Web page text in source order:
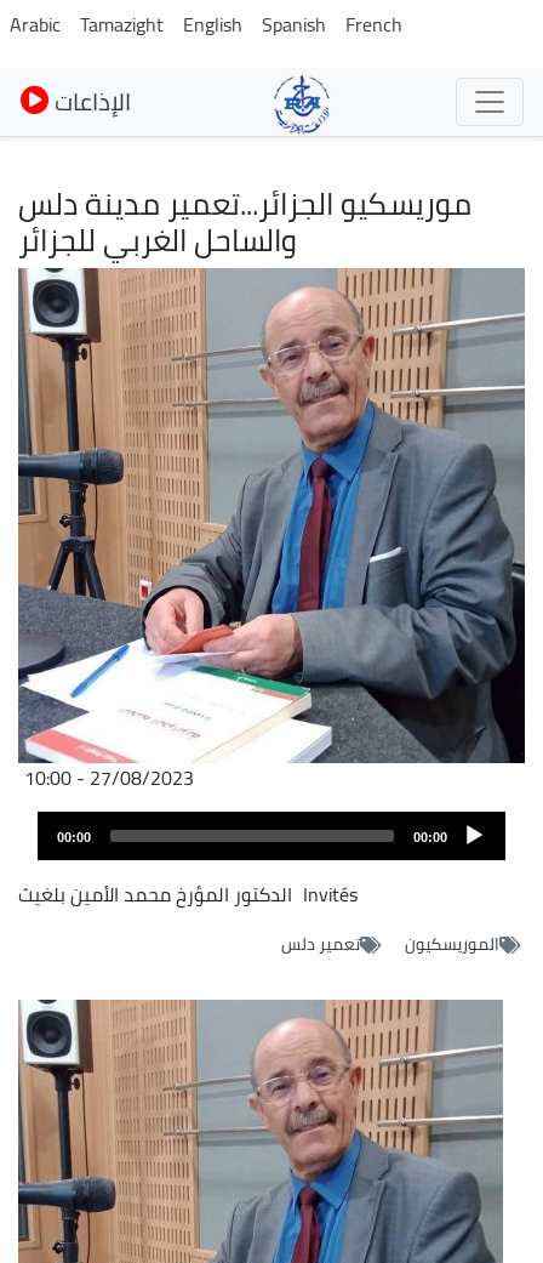
Skip
to
main
content
Arabic Tamazight English Spanish French
الإذاعات
موريسكيو الجزائر...تعمير مدينة دلس
والساحل الغربي للجزائر
27/08/2023 - 10:00
00:00
00:00
Invités الدكتور المؤرخ محمد الأمين بلغيث
الموريسكيون تعمير دلس